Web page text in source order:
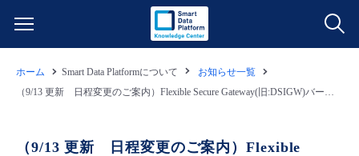
ホーム Smart Data Platformについて
お知らせ一覧
（9/13 更新 日程変更のご案内）Flexible Secure Gateway(旧:DSIGW)バージョンアップとプラン変更に関するご案内
（9/13 更新 日程変更のご案内）Flexible